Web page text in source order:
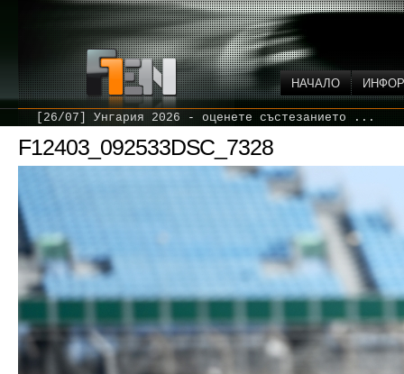
НАЧАЛО
[26/07] Унгария 2026 - оценете състезанието ...
F12403_092533DSC_7328